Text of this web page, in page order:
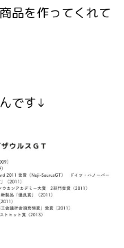
品を作ってくれて
です↓